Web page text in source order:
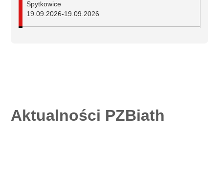
Spytkowice
19.09.2026-19.09.2026
Aktualności PZBiath